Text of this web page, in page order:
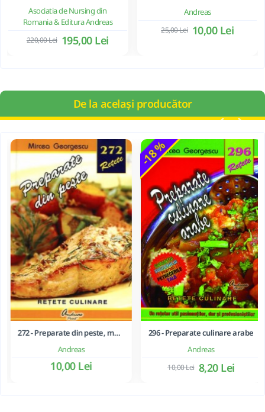
Asociatia de Nursing din
Romania & Editura Andreas
195,00 Lei
220,00 Lei
Andreas
10,00 Lei
25,00 Lei
De la același producător
Andreas
272 - Preparate din peste, moluste si crustacee
10,00 Lei
-18 %
Andreas
296 - Preparate culinare arabe
8,20 Lei
10,00 Lei